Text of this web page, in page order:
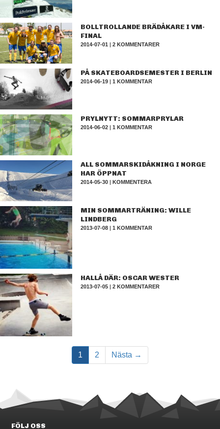
BOLLTROLLANDE BRÄDÅKARE I VM-
FINAL
2014-07-01 |2 KOMMENTARER
PÅ SKATEBOARDSEMESTER I BERLIN
2014-06-19 |1 KOMMENTAR
PRYLNYTT: SOMMARPRYLAR
2014-06-02 |1 KOMMENTAR
ALL SOMMARSKIDÅKNING I NORGE
HAR ÖPPNAT
2014-05-30 |KOMMENTERA
MIN SOMMARTRÄNING: WILLE
LINDBERG
2013-07-08 |1 KOMMENTAR
HALLÅ DÄR: OSCAR WESTER
2013-07-05 |2 KOMMENTARER
1 2 Nästa →
FÖLJ OSS